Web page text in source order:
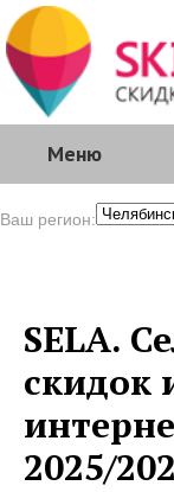
Меню
Ваш регион:
SELA.
скидок
2025/